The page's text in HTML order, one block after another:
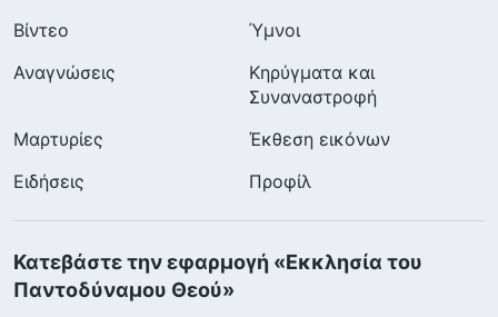
Βίντεο
Ύμνοι
Αναγνώσεις
Κηρύγματα και
Συναναστροφή
Μαρτυρίες
Έκθεση εικόνων
Ειδήσεις
Προφίλ
Κατεβάστε την εφαρμογή «Εκκλησία του
Παντοδύναμου Θεού»